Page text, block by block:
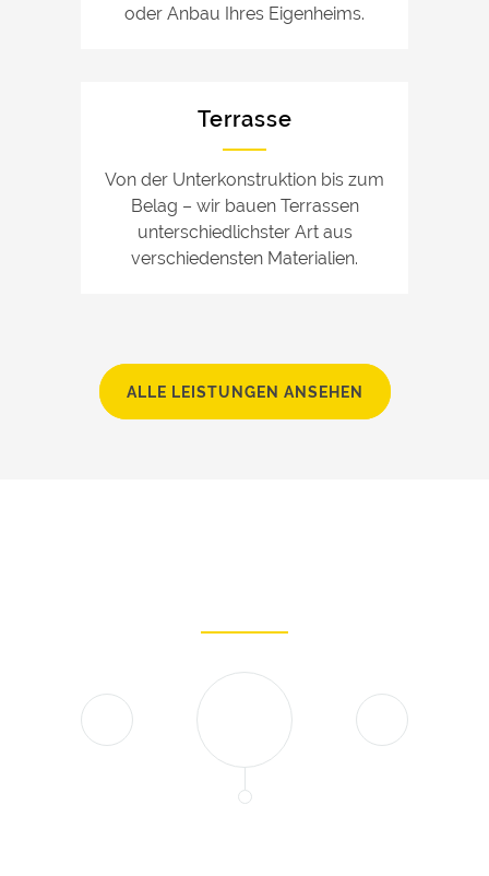
oder Anbau Ihres Eigenheims.
Terrasse
Von der Unterkonstruktion bis zum
Belag – wir bauen Terrassen
unterschiedlichster Art aus
verschiedensten Materialien.
ALLE LEISTUNGEN ANSEHEN